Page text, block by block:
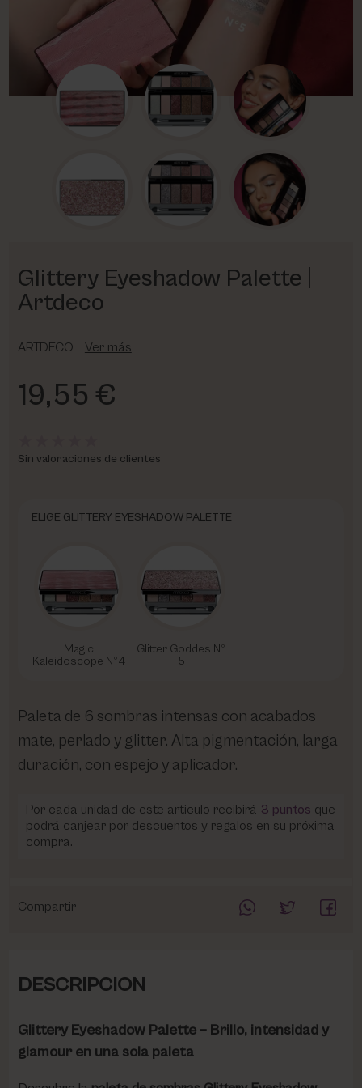
Glittery Eyeshadow Palette |
Artdeco
ARTDECO Ver más
19,55 €
Sin valoraciones de clientes
ELIGE GLITTERY EYESHADOW PALETTE
Magic
Kaleidoscope Nº4
Glitter Goddes Nº
5
Paleta de 6 sombras intensas con acabados
mate, perlado y glitter. Alta pigmentación, larga
duración, con espejo y aplicador.
Por cada unidad de este articulo recibirá 3 puntos que
podrá canjear por descuentos y regalos en su próxima
compra.
Compartir
DESCRIPCION
Glittery Eyeshadow Palette – Brillo, intensidad y
glamour en una sola paleta
PHYRIS
UTSUKUSY